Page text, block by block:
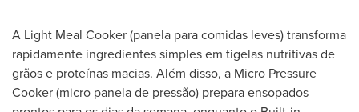
A Light Meal Cooker (panela para comidas leves) transforma
rapidamente ingredientes simples em tigelas nutritivas de
grãos e proteínas macias. Além disso, a Micro Pressure
Cooker (micro panela de pressão) prepara ensopados